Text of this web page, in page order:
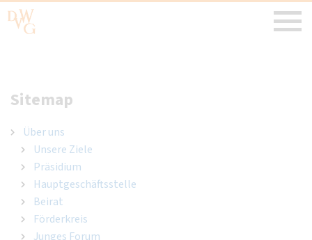
Sitemap
Über uns
Unsere Ziele
Präsidium
Hauptgeschäftsstelle
Beirat
Förderkreis
Junges Forum